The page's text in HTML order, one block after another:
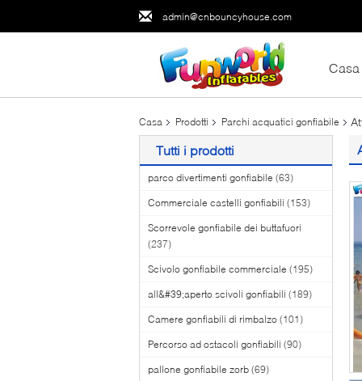
admin@cnbouncyhouse.com
Casa
Casa Prodotti Parchi acquatici gonfiabile
Tutti i prodotti
parco divertimenti gonfiabile (63)
Commerciale castelli gonfiabili (153)
Scorrevole gonfiabile dei buttafuori
(237)
Scivolo gonfiabile commerciale (195)
all&#39;aperto scivoli gonfiabili (189)
Camere gonfiabili di rimbalzo (101)
Percorso ad ostacoli gonfiabili (90)
pallone gonfiabile zorb (69)